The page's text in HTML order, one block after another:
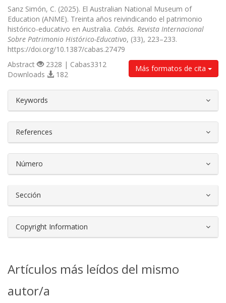
Sanz Simón, C. (2025). El Australian National Museum of
Education (ANME). Treinta años reivindicando el patrimonio
histórico-educativo en Australia. Cabás. Revista Internacional
Sobre Patrimonio Histórico-Educativo, (33), 223–233.
https://doi.org/10.1387/cabas.27479
Más formatos de cita
Abstract
2328 | Cabas3312
Downloads
182
Keywords
References
Número
Sección
Copyright Information
Artículos más leídos del mismo
autor/a